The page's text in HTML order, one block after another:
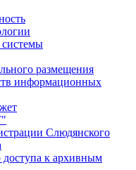
размещения
информационных
Слюдянского
доступа к архивным